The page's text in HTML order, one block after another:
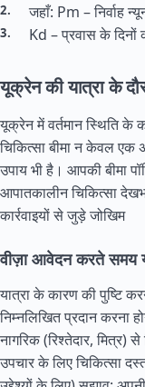
जहाँ: Pm – निर्वाह
Kd – प्रवास के दिनों
यूक्रेन की यात्रा के
यूक्रेन में वर्तमान स्थिति के
चिकित्सा बीमा न केवल एक
उपाय भी है। आपकी बीमा
आपातकालीन चिकित्सा
कार्रवाइयों से जुड़े जोखिम
वीज़ा आवेदन करते समय
यात्रा के कारण की पुष्टि
निम्नलिखित प्रदान करना
नागरिक (रिश्तेदार,
उपचार के लिए चिकित्सा